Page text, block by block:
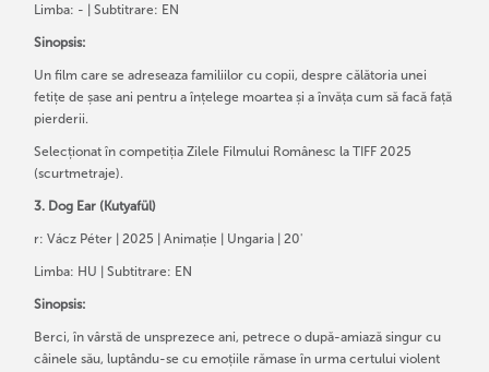
Limba: - | Subtitrare: EN
Sinopsis:
Un film care se adreseaza familiilor cu copii, despre călătoria unei
fetițe de șase ani pentru a înțelege moartea și a învăța cum să facă față
pierderii.
Selecționat în competiția Zilele Filmului Românesc la TIFF 2025
(scurtmetraje).
3. Dog Ear (Kutyafül)
r: Vácz Péter | 2025 | Animație | Ungaria | 20'
Limba: HU | Subtitrare: EN
Sinopsis:
Berci, în vârstă de unsprezece ani, petrece o după-amiază singur cu
câinele său, luptându-se cu emoțiile rămase în urma certului violent